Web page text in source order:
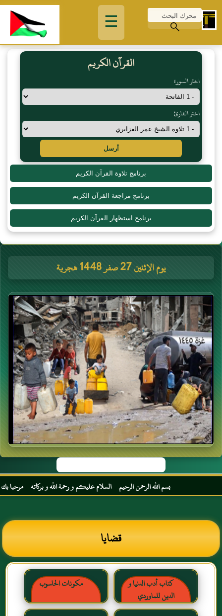
☰
القرآن الكريم
اختر السورة
اختر القارئ
أرسل
برنامج تلاوة القرآن الكريم
برنامج مراجعة القرآن الكريم
برنامج استظهار القرآن الكريم
يوم الإثنين 27 صفر 1448 هجرية
بسم الله الرحمن الرحيم السلام عليكم و رحمة الله و بركاته مرحبا بك أخي
قضايا
كتاب أدب الدنيا و
الدين للماوردي
مكونات الحاسوب